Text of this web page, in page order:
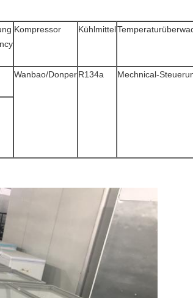
Kompressor Kühlmittel
Wanbao/DonperR134a Mechnical-